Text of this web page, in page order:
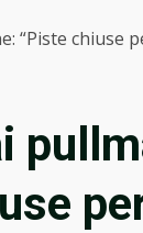
“Piste chiuse